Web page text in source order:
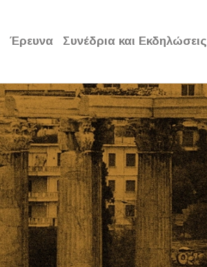
Έρευνα Συνέδρια και Εκδηλώσεις